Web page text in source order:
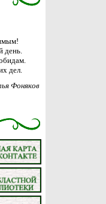
день.
дел.
Фоняков